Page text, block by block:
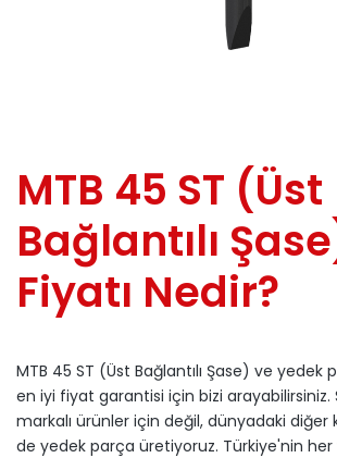
MTB 45 ST (Üst
Bağlantılı
Fiyatı Nedir?
MTB 45 ST (Üst Bağlantılı Şase) ve yedek
en iyi fiyat garantisi için bizi arayabilirsiniz.
markalı ürünler için değil, dünyadaki diğer
de yedek parça üretiyoruz. Türkiye'nin her